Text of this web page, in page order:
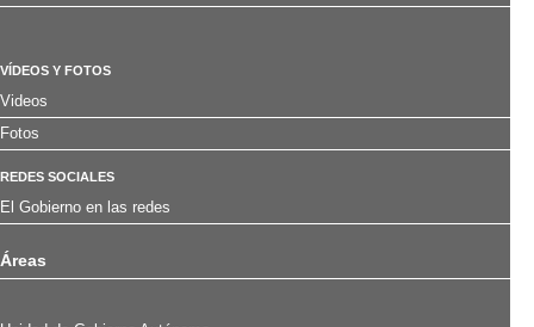
VÍDEOS Y FOTOS
Videos
Fotos
REDES SOCIALES
El Gobierno en las redes
Áreas